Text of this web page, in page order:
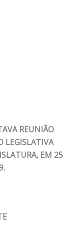
REUNIÃO
LEGISLATIVA
EM 25